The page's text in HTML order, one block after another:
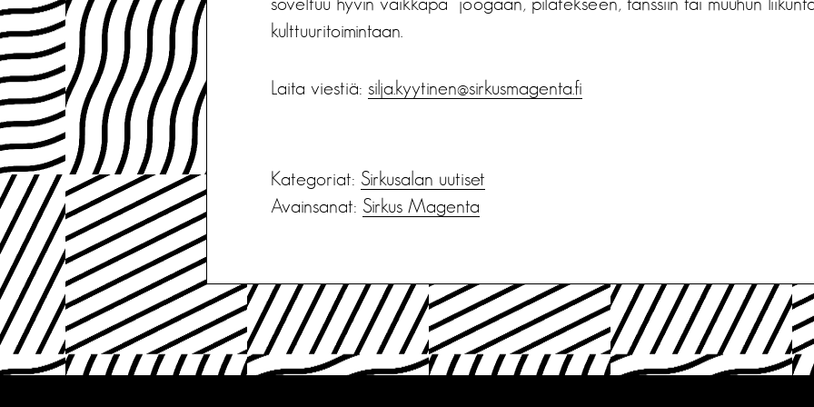
kulttuuritoimintaan.
Laita viestiä: silja.kyytinen@sirkusmagenta.fi
Kategoriat: Sirkusalan uutiset
Avainsanat: Sirkus Magenta